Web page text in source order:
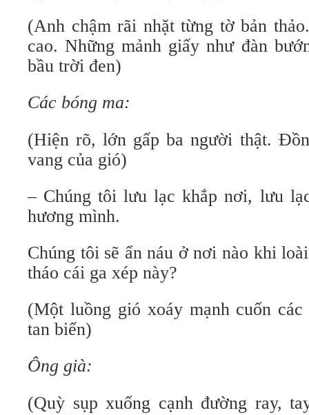
(Anh chậm rãi nhặt từng tờ bản
cao. Những mảnh giấy như đàn
bầu trời đen)
Các bóng ma:
(Hiện rõ, lớn gấp ba người thật.
vang của gió)
– Chúng tôi lưu lạc khắp nơi, lưu
hương mình.
Chúng tôi sẽ ẩn náu ở nơi nào khi
tháo cái ga xép này?
(Một luồng gió xoáy mạnh cuốn các
tan biến)
Ông già:
(Quỳ sụp xuống cạnh đường ray,